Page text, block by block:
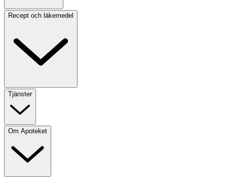
Recept och läkemedel
Tjänster
Om Apoteket